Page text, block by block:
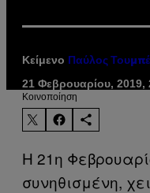
Κείμενο Παύλος
21 Φεβρουαρίου, 2019,
Kοινοποίηση
Η 21η
συνηθισμένη,